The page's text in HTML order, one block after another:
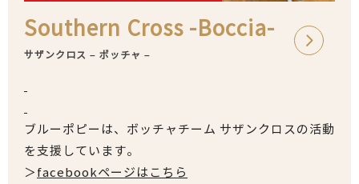
Southern Cross -Boccia-
サザンクロス – ボッチャ –
ブルーポピーは、ボッチャチーム サザンクロスの活動
を支援しています。
＞facebookページはこちら